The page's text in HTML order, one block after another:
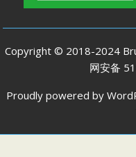
Copyright © 2018-2024
网安备
Proudly powered by